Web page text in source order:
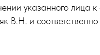
указанного лица
В.Н. и